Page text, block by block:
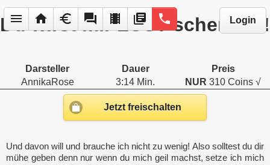
menu home euro forum local_movies library_books phone Login
Du wirst mir LUST schenken!
Darsteller Dauer
Preis
AnnikaRose
3:14 Min. NUR 310 Coins √
Jetzt freischalten
Und davon will und brauche ich nicht zu wenig! Also solltest du dir
mühe geben denn nur wenn du mich geil machst, setze ich mich